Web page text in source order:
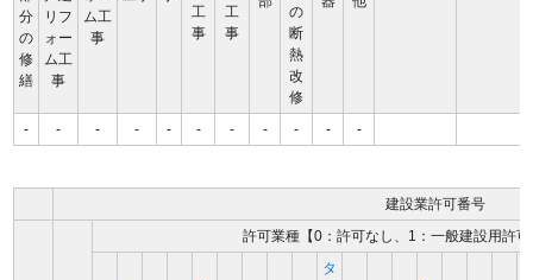
分
の
修
繕
リフ
ォー
ム工
事
ム工
事
工
事
工
事
の
断
熱
改
修
- - - - - - - - - - -
建設業許可番号
許可業種【0：許可なし、1：一般建設用許
タ